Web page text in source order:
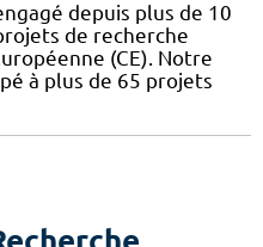
depuis plus de 10
de recherche
(CE). Notre
à plus de 65 projets